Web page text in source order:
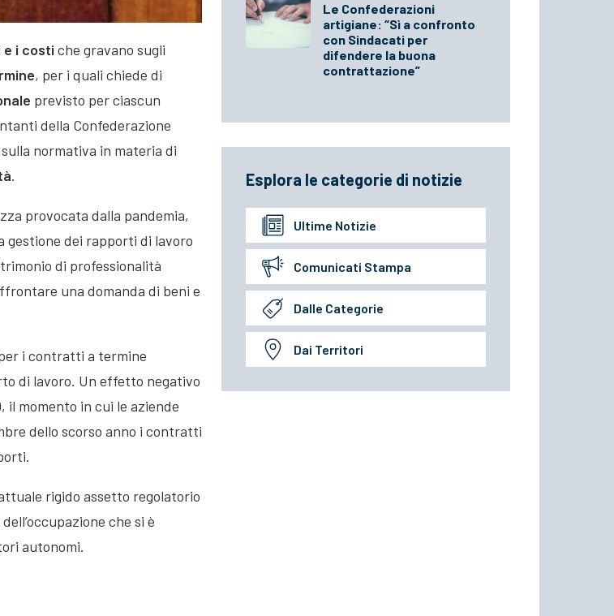
e i costi che gravano sugli
, per i quali chiede di
previsto per ciascun
della Confederazione
sulla normativa in materia di
.
provocata dalla pandemia,
gestione dei rapporti di lavoro
di professionalità
una domanda di beni e
i contratti a termine
di lavoro. Un effetto negativo
il momento in cui le aziende
dello scorso anno i contratti
rigido assetto regolatorio
che si è
autonomi.
Le Confederazioni
artigiane: “Sì a confronto
con Sindacati per
difendere la buona
contrattazione”
Esplora le categorie di notizie
Ultime Notizie
Comunicati Stampa
Dalle Categorie
Dai Territori